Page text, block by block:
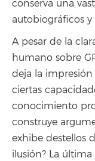
conserva una
autobiográficos y
A pesar de la
humano sobre
deja la
ciertas
conocimiento
construye
exhibe destellos
ilusión? La